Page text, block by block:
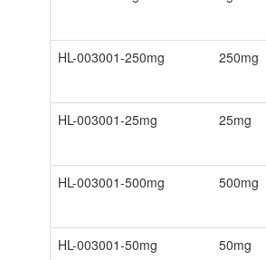
HL-003001-250mg 250mg
HL-003001-25mg 25mg
HL-003001-500mg 500mg
HL-003001-50mg 50mg